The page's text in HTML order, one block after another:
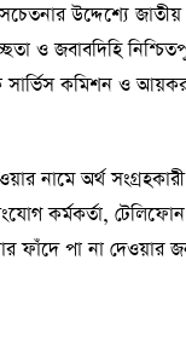
উদ্দেশ্যে
ও জবাবদিহি
কমিশন ও
নামে অর্থ
কর্মকর্তা,
পা না দেওয়ার